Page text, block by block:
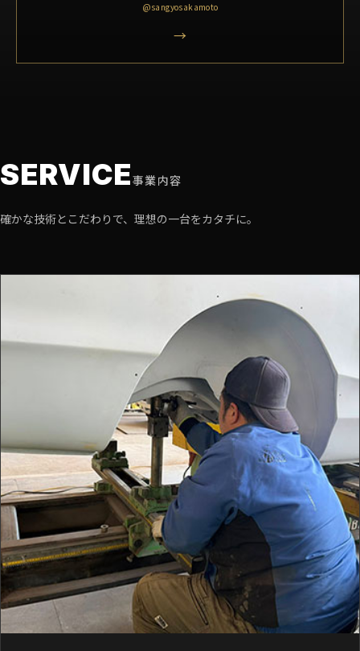
@sangyosakamoto
→
SERVICE事業内容
確かな技術とこだわりで、理想の一台をカタチに。